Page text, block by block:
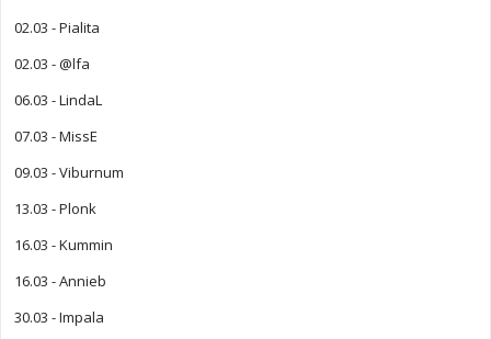
02.03 - Pialita
02.03 - @lfa
06.03 - LindaL
07.03 - MissE
09.03 - Viburnum
13.03 - Plonk
16.03 - Kummin
16.03 - Annieb
30.03 - Impala